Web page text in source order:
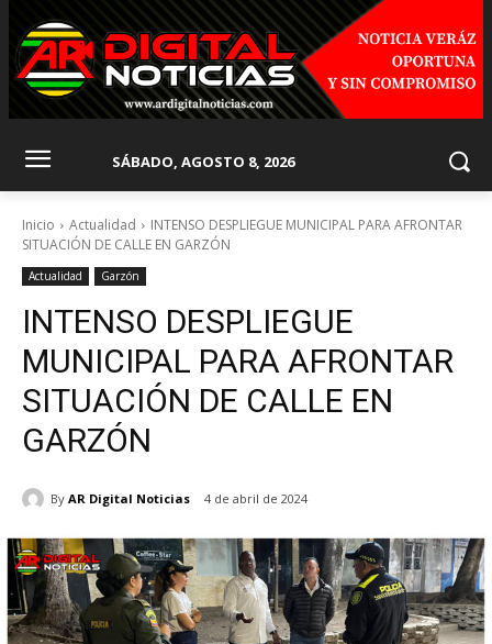
SÁBADO, AGOSTO 8, 2026
Inicio Actualidad
INTENSO DESPLIEGUE MUNICIPAL PARA AFRONTAR
SITUACIÓN DE CALLE EN GARZÓN
Actualidad Garzón
INTENSO DESPLIEGUE
MUNICIPAL PARA AFRONTAR
SITUACIÓN DE CALLE EN
GARZÓN
By AR Digital Noticias 4 de abril de 2024